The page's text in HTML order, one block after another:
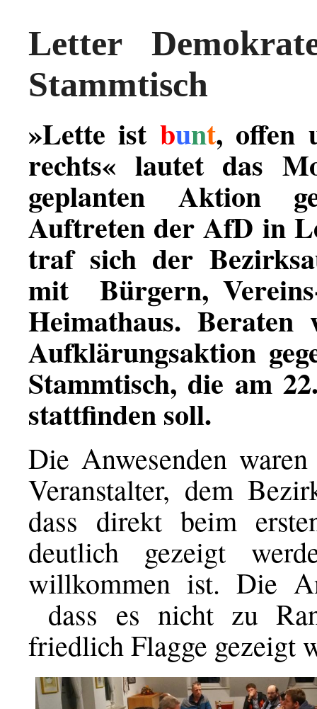
Letter
Stammtisch
»Lette ist bunt, offen
rechts« lautet das
geplanten Aktion
Auftreten der AfD in
traf sich der
mit Bürgern,
Heimathaus.
Aufklärungsaktion
Stammtisch, die am
stattfinden soll.
Die Anwesenden
Veranstalter, dem
dass direkt beim
deutlich gezeigt
willkommen ist. Die
dass es nicht zu
friedlich Flagge gezeigt